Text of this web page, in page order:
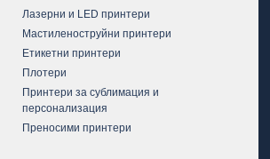
Лазерни и LED принтери
Мастиленоструйни принтери
Етикетни принтери
Плотери
Принтери за сублимация и
персонализация
Преносими принтери